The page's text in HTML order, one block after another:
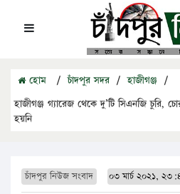
হোম / চাঁদপুর সদর / হাজীগঞ্জ /
হাজীগঞ্জ গ্যারেজ থেকে দু’টি সিএনজি
হয়নি
চাঁদপুর নিউজ সংবাদ ০৩ মার্চ ২০২১,